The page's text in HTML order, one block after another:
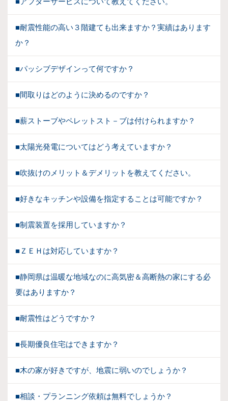
■耐震性能の高い３階建ても出来ますか？実績はあります
か？
■パッシブデザインって何ですか？
■間取りはどのように決めるのですか？
■薪ストーブやペレットスト－ブは付けられますか？
■太陽光発電についてはどう考えていますか？
■吹抜けのメリット＆デメリットを教えてください。
■好きなキッチンや設備を指定することは可能ですか？
■制震装置を採用していますか？
■ＺＥＨは対応していますか？
■静岡県は温暖な地域なのに高気密＆高断熱の家にする必
要はありますか？
■耐震性はどうですか？
■長期優良住宅はできますか？
■木の家が好きですが、地震に弱いのでしょうか？
■相談・プランニング依頼は無料でしょうか？